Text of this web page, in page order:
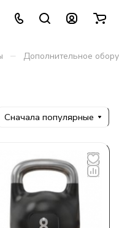
– Дополнительное
Сначала популярные